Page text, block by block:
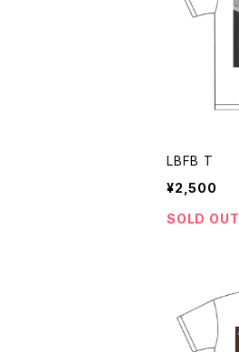
LBFB T
¥2,500
SOLD OUT